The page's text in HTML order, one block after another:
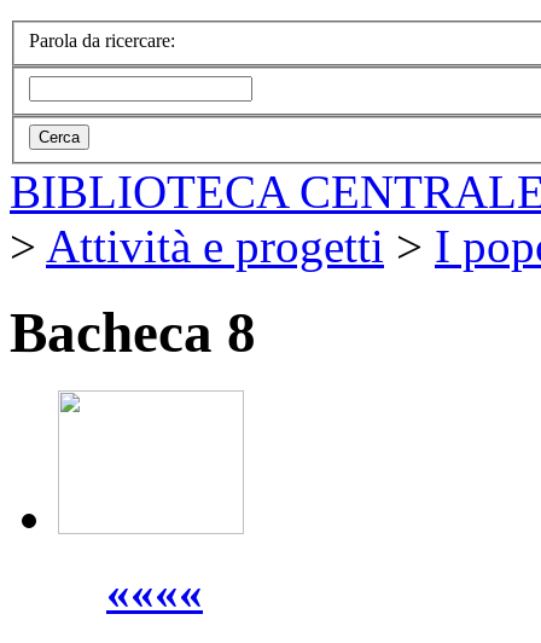
Parola da ricercare:
BIBLIOTECA
> Attività e progetti > I
Bacheca 8
««««